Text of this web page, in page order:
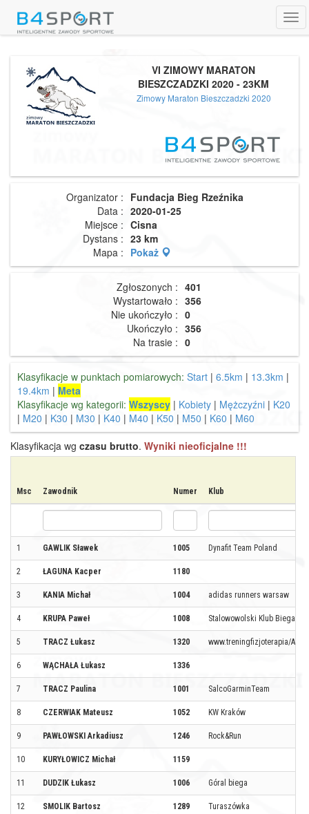
VI ZIMOWY MARATON
BIESZCZADZKI 2020 - 23KM
Zimowy Maraton Bieszczadzki 2020
Organizator : Fundacja Bieg Rzeźnika
Data : 2020-01-25
Miejsce : Cisna
Dystans : 23 km
Mapa : Pokaż
Zgłoszonych : 401
Wystartowało : 356
Nie ukończyło : 0
Ukończyło : 356
Na trasie : 0
Klasyfikacje w punktach pomiarowych: Start | 6.5km | 13.3km |
19.4km | Meta
Klasyfikacje wg kategorii: Wszyscy | Kobiety | Mężczyźni | K20
| M20 | K30 | M30 | K40 | M40 | K50 | M50 | K60 | M60
Klasyfikacja wg czasu brutto. Wyniki nieoficjalne !!!
Msc Zawodnik Numer Klub
1 GAWLIK Sławek 1005 Dynafit Team Poland
2 ŁAGUNA Kacper 1180
3 KANIA Michał 1004 adidas runners warsaw
4 KRUPA Paweł 1008 Stalowowolski Klub Biegacza
5 TRACZ Łukasz 1320 www.treningfizjoterapia/
6 WĄCHAŁA Łukasz 1336
7 TRACZ Paulina 1001 SalcoGarminTeam
8 CZERWIAK Mateusz 1052 KW Kraków
9 PAWŁOWSKI Arkadiusz 1246 Rock&Run
10 KURYŁOWICZ Michał 1159
11 DUDZIK Łukasz 1006 Góral biega
12 SMOLIK Bartosz 1289 Turaszówka